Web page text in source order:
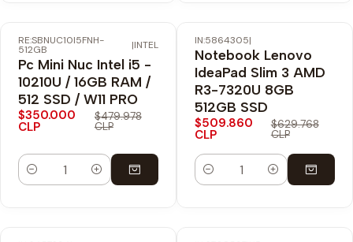
-27% OFF
Envío Gratis
RE:SBNUC10I5FNH-
512GB |INTEL
Pc Mini Nuc Intel i5 -
10210U / 16GB RAM /
512 SSD / W11 PRO
$350.000
CLP
$479.978
CLP
Cantidad
-19% OFF
Envío Gratis
IN:5864305|
Notebook Lenovo
IdeaPad Slim 3 AMD
R3-7320U 8GB
512GB SSD
$509.860
CLP
$629.768
CLP
Cantidad